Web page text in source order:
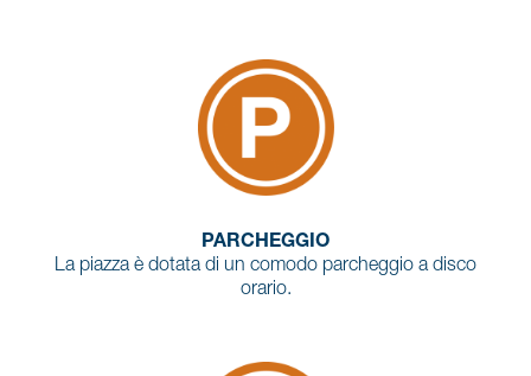
PARCHEGGIO
La piazza è dotata di un comodo parcheggio a disco
orario.